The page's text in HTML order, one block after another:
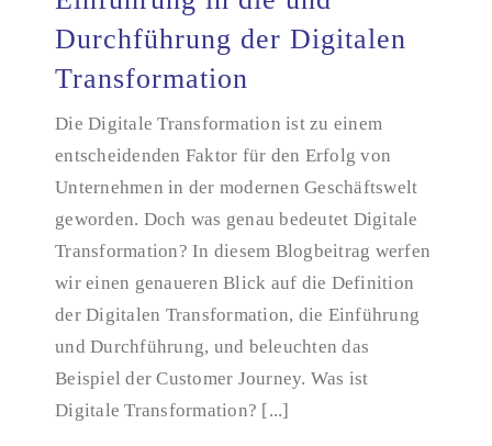
Einführung in die und Durchführung der Digitalen
Durchführung der Digitalen
Transformation
Die Digitale Transformation ist zu einem
entscheidenden Faktor für den Erfolg von
Unternehmen in der modernen Geschäftswelt
geworden. Doch was genau bedeutet Digitale
Transformation? In diesem Blogbeitrag werfen
wir einen genaueren Blick auf die Definition
der Digitalen Transformation, die Einführung
und Durchführung, und beleuchten das
Beispiel der Customer Journey. Was ist
Digitale Transformation? [...]